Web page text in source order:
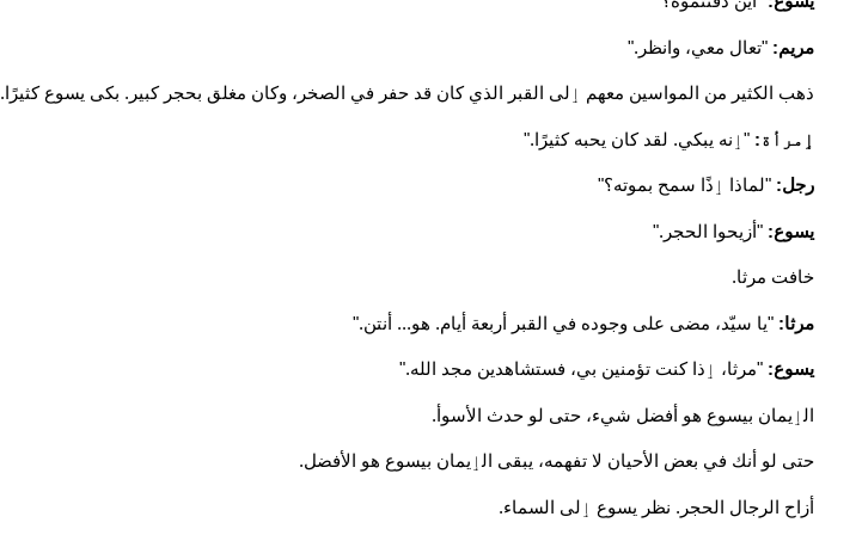
مريم: "تعال معي، وانظر."
ذهب الكثير من المواسين معهم ٳلى القبر الذي كان قد حفر في الصخر، وكان مغلق بحجر كبير. بكى يسوع كثيرًا.
ٳمرأة: "ٳنه يبكي. لقد كان يحبه كثيرًا."
رجل: "لماذا ٳذًا سمح بموته؟"
يسوع: "أزيحوا الحجر."
خافت مرثا.
مرثا: "يا سيّد، مضى على وجوده في القبر أربعة أيام. هو... أنتن."
يسوع: "مرثا، ٳذا كنت تؤمنين بي، فستشاهدين مجد الله."
الٳيمان بيسوع هو أفضل شيء، حتى لو حدث الأسوأ.
حتى لو أنك في بعض الأحيان لا تفهمه، يبقى الٳيمان بيسوع هو الأفضل.
أزاح الرجال الحجر. نظر يسوع ٳلى السماء.